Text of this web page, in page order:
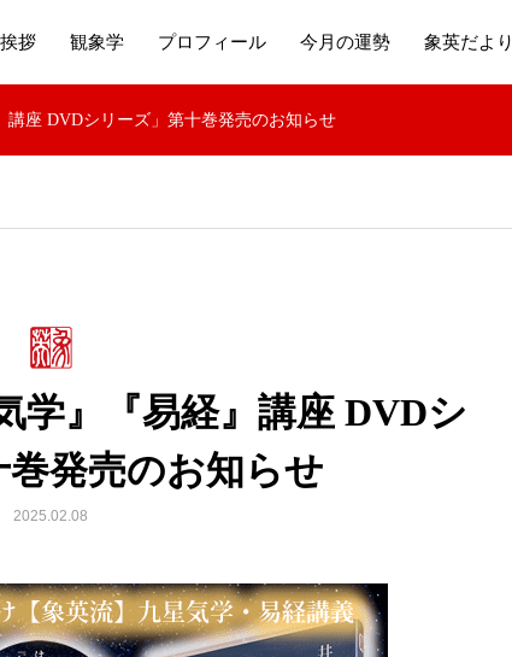
拶 観象学 プロフィール 今月の運勢 象英だより
講座 DVDシリーズ」第十巻発売のお知らせ
学』『易経』講座 DVDシ
巻発売のお知らせ
2025.02.08